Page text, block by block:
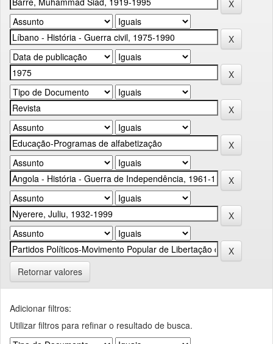
Retornar valores
Adicionar filtros:
Utilizar filtros para refinar o resultado de busca.